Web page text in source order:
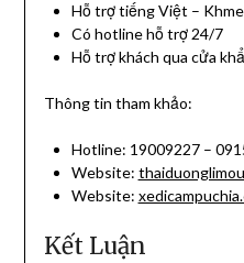
Hỗ trợ tiếng Việt –
Có hotline hỗ trợ 24/7
Hỗ trợ khách qua cửa
Thông tin tham khảo:
Hotline: 19009227 –
Website:
Website:
Kết Luận